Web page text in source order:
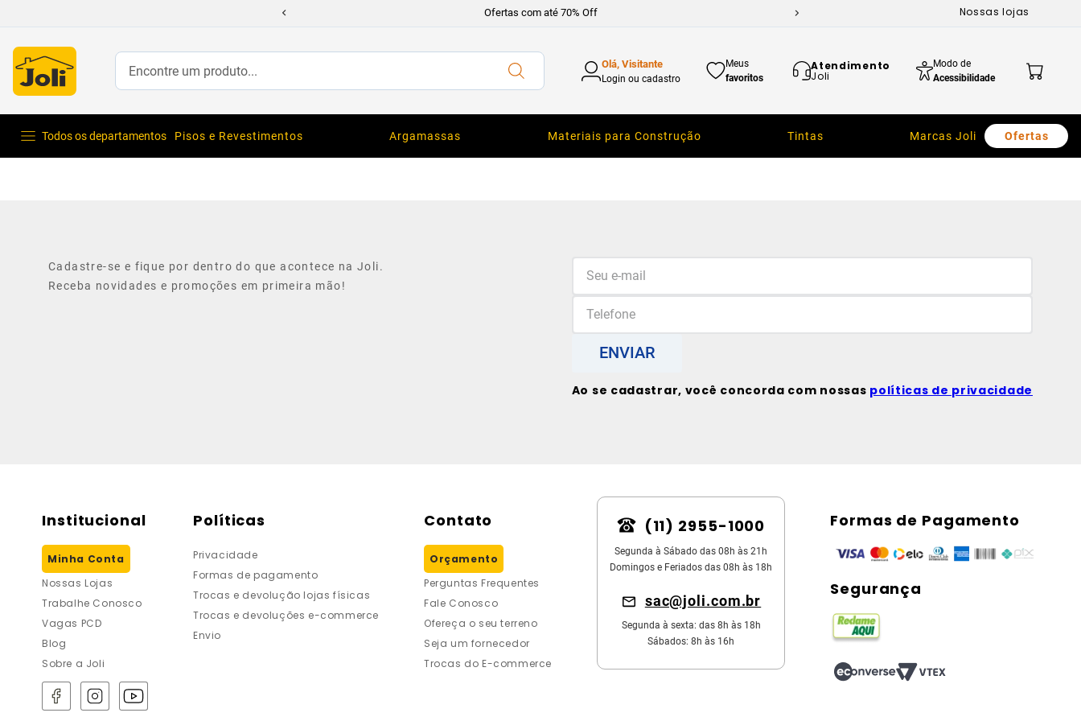
Ofertas com até 70% Off Nossas lojas
Encontre um produto... Olá, Visitante
Login ou cadastro
Meus
favoritos
Atendimento
Joli
Modo de
Acessibilidade
Todos os departamentos Pisos e Revestimentos Argamassas Materiais para Construção Tintas Marcas Joli Ofertas
Cadastre-se e fique por dentro do que acontece na Joli.
Receba novidades e promoções em primeira mão!
ENVIAR
Ao se cadastrar, você concorda com nossas políticas de privacidade
Institucional
Minha Conta
Nossas Lojas
Trabalhe Conosco
Vagas PCD
Blog
Sobre a Joli
Políticas
Privacidade
Formas de pagamento
Trocas e devolução lojas físicas
Trocas e devoluções e-commerce
Envio
Contato
Orçamento
Perguntas Frequentes
Fale Conosco
Ofereça o seu terreno
Seja um fornecedor
Trocas do E-commerce
(11) 2955-1000
Segunda à Sábado das 08h às 21h
Domingos e Feriados das 08h às 18h
sac@joli.com.br
Segunda à sexta: das 8h às 18h
Sábados: 8h às 16h
Formas de Pagamento
Segurança